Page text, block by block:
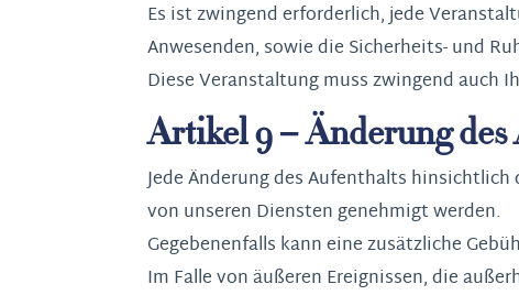
Es ist zwingend erforderlich, jede
Anwesenden, sowie die Sicherheits- und
Diese Veranstaltung muss zwingend auch
Artikel 9 – Änderung des
Jede Änderung des Aufenthalts
von unseren Diensten genehmigt werden.
Gegebenenfalls kann eine zusätzliche
Im Falle von äußeren Ereignissen, die